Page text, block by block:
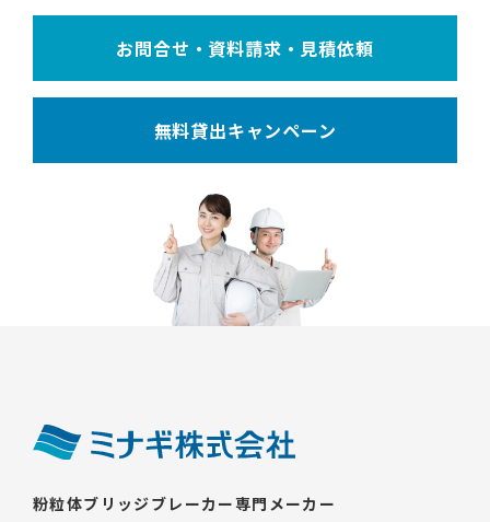
お問合せ・資料請求・見積依頼
無料貸出キャンペーン
粉粒体ブリッジブレーカー専門メーカー